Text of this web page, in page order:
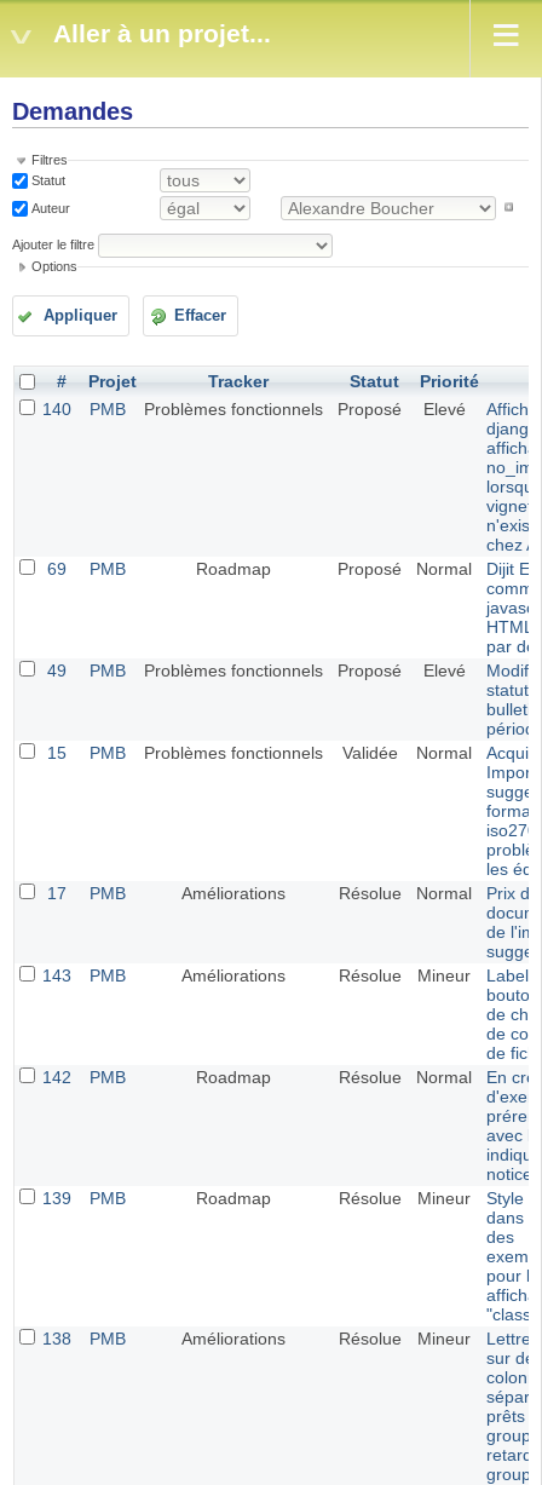
Aller à un projet...
Demandes
Filtres
Statut
Auteur
Ajouter le filtre
Options
Appliquer Effacer
# Projet Tracker Statut Priorité
140
PMB Problèmes fonctionnels Proposé Elevé
django
chez
69
PMB Roadmap Proposé Normal
Dijit
HTML
par
49
PMB Problèmes fonctionnels Proposé Elevé
statut
15
PMB Problèmes fonctionnels Validée Normal
Import
format
les
17
PMB Améliorations Résolue Normal
Prix
de
143
PMB Améliorations Résolue Mineur
Label
de
de
de
142
PMB Roadmap Résolue Normal
En
avec
notice
139
PMB Roadmap Résolue Mineur
Style
dans
des
pour
138
PMB Améliorations Résolue Mineur
Lettre
sur
prêts
groupe